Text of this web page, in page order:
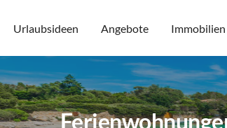
Urlaubsideen Angebote Immobilien